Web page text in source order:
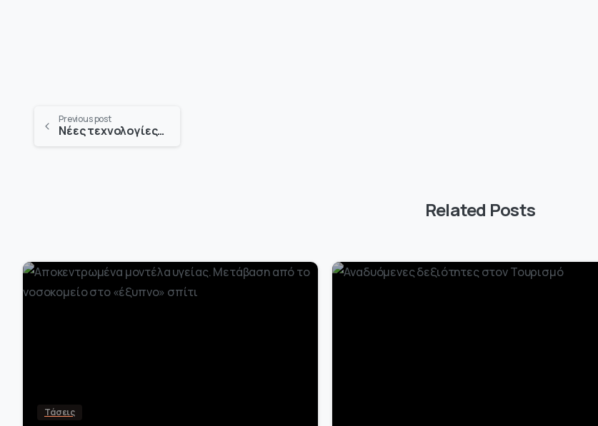
Previous post
Νέες τεχνολογίες ινών μεταμορφώνουν τα υφάσματα
Related Posts
Τάσεις